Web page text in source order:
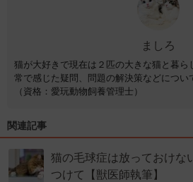
ましろ
猫が大好きで現在は２匹の大きな猫と暮ら
常で感じた疑問、問題の解決策などについ
（資格：愛玩動物飼養管理士）
関連記事
猫の毛球症は放っておけな
つけて【獣医師執筆】